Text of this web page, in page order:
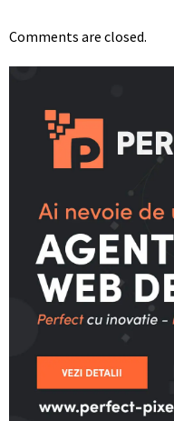
Comments are closed.